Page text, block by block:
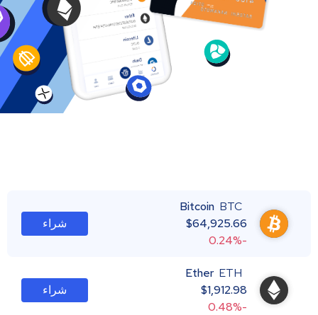
Bitcoin BTC
$64,925.66
-0.24%
شراء
Ether ETH
$1,912.98
-0.48%
شراء